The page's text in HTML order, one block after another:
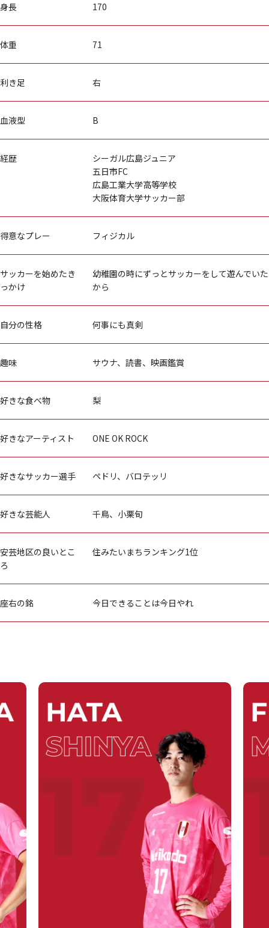
身長 170
体重 71
利き足 右
血液型 B
経歴
シーガル広島ジュニア
五日市FC
広島工業大学高等学校
大阪体育大学サッカー部
得意なプレー フィジカル
サッカーを始めたき
っかけ
幼稚園の時にずっとサッカーをして遊んでいた
から
自分の性格 何事にも真剣
趣味 サウナ、読書、映画鑑賞
好きな食べ物 梨
好きなアーティスト ONE OK ROCK
好きなサッカー選手 ペドリ、バロテッリ
好きな芸能人 千鳥、小栗旬
安芸地区の良いとこ
ろ
住みたいまちランキング1位
座右の銘 今日できることは今日やれ